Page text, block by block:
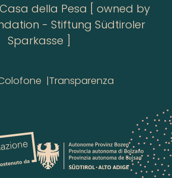
della Pesa [ owned by
- Stiftung Südtiroler
Sparkasse ]
Transparenza